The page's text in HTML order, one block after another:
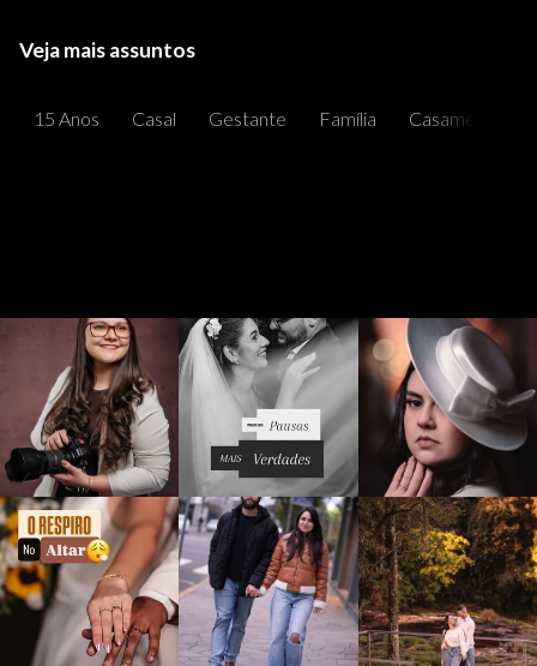
Veja mais assuntos
15 Anos Casal Gestante Família Casamentos